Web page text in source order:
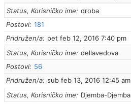
Status, Korisničko ime
droba
Postovi 181
Pridružen/a
pet feb 12, 2016 7:40 pm
Status, Korisničko ime
dellavedova
Postovi
56
Pridružen/a sub feb 13, 2016 12:45 am
Status, Korisničko ime
Djemba-Djemba